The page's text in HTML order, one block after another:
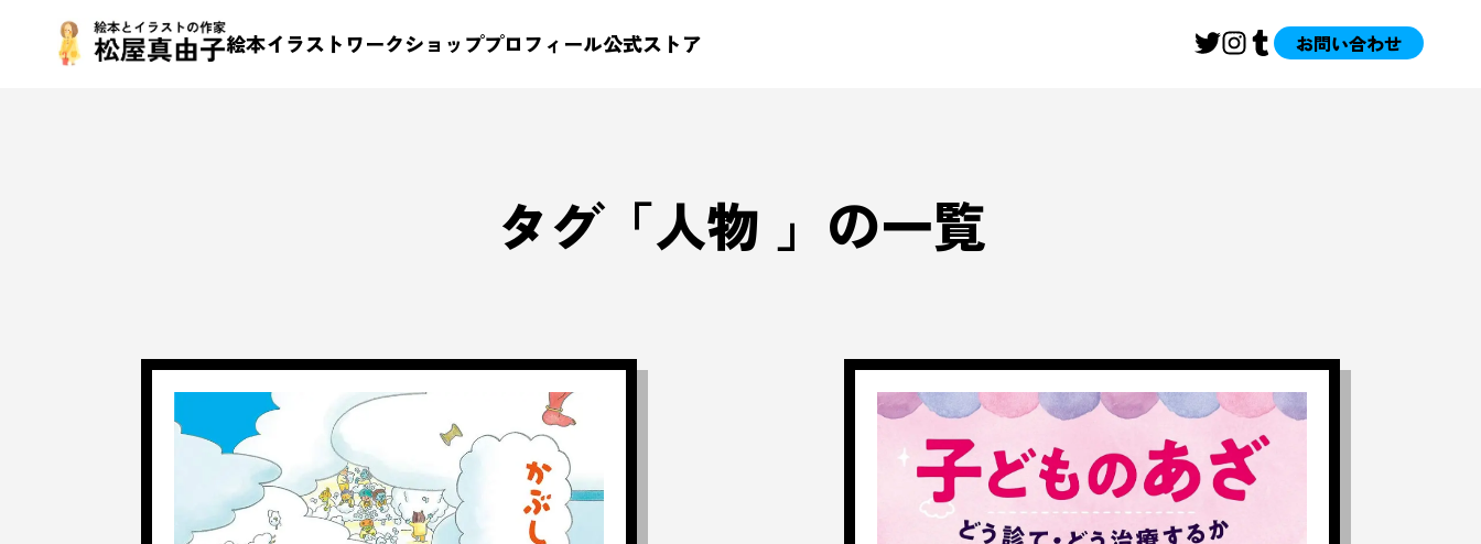
絵本イラストワークショッププロフィール公式ストア お問い合わせ
タグ「人物 」の一覧